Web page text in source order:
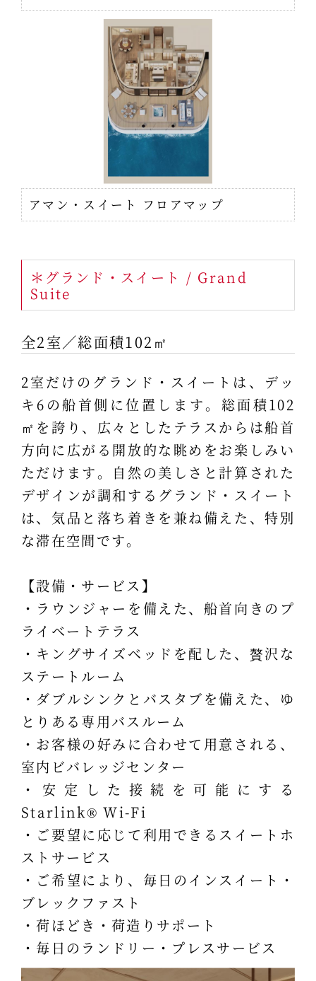
アマン・スイート フロアマップ
＊グランド・スイート / Grand
Suite
全2室／総面積102㎡
2室だけのグランド・スイートは、デッ
キ6の船首側に位置します。総面積102
㎡を誇り、広々としたテラスからは船首
方向に広がる開放的な眺めをお楽しみい
ただけます。自然の美しさと計算された
デザインが調和するグランド・スイート
は、気品と落ち着きを兼ね備えた、特別
な滞在空間です。
【設備・サービス】
・ラウンジャーを備えた、船首向きのプ
ライベートテラス
・キングサイズベッドを配した、贅沢な
ステートルーム
・ダブルシンクとバスタブを備えた、ゆ
とりある専用バスルーム
・お客様の好みに合わせて用意される、
室内ビバレッジセンター
・安定した接続を可能にする
Starlink® Wi-Fi
・ご要望に応じて利用できるスイートホ
ストサービス
・ご希望により、毎日のインスイート・
ブレックファスト
・荷ほどき・荷造りサポート
・毎日のランドリー・プレスサービス